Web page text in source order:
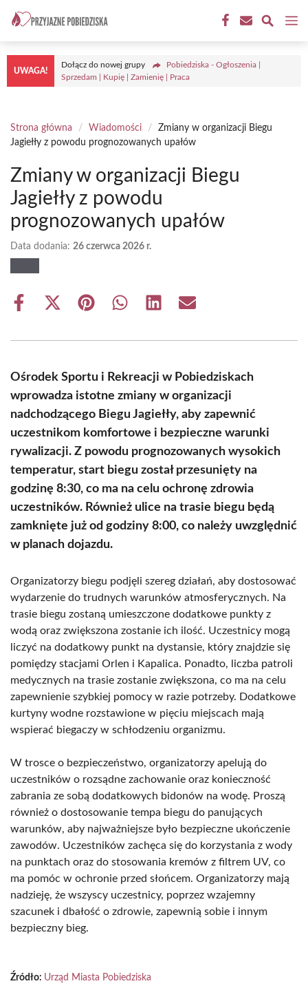
treści
UWAGA!
Dołącz do nowej grupy
Pobiedziska - Ogłoszenia |
Sprzedam | Kupię | Zamienię | Praca
Strona główna / Wiadomości /
Zmiany w organizacji Biegu
Jagiełły z powodu prognozowanych upałów
Zmiany w organizacji Biegu
Jagiełły z powodu
prognozowanych upałów
Data dodania: 26 czerwca 2026 r.
Share
Share
(Twitter)
Share Share Share Share
Ośrodek Sportu i Rekreacji w Pobiedziskach
wprowadza istotne zmiany w organizacji
nadchodzącego Biegu Jagiełły, aby zapewnić
uczestnikom komfortowe i bezpieczne warunki
rywalizacji. Z powodu prognozowanych wysokich
temperatur, start biegu został przesunięty na
godzinę 8:30, co ma na celu ochronę zdrowia
uczestników. Również ulice na trasie biegu będą
zamknięte już od godziny 8:00, co należy uwzględnić
w planach dojazdu.
Organizatorzy biegu podjęli szereg działań, aby dostosować
wydarzenie do trudnych warunków atmosferycznych. Na
trasie biegu zostaną umieszczone dodatkowe punkty z
wodą oraz zwiększona zostanie ich ilość. Uczestnicy mogą
liczyć na dodatkowy punkt na dystansie, który znajdzie się
pomiędzy stacjami Orlen i Kapalica. Ponadto, liczba patroli
medycznych na trasie zostanie zwiększona, co ma na celu
zapewnienie szybkiej pomocy w razie potrzeby. Dodatkowe
kurtyny wodne rozstawione w pięciu miejscach mają
wspierać biegaczy w schłodzeniu organizmu.
W trosce o bezpieczeństwo, organizatorzy apelują do
uczestników o rozsądne zachowanie oraz konieczność
zabrania ze sobą dodatkowych bidonów na wodę. Proszą
również o dostosowanie tempa biegu do panujących
warunków, aby najważniejsze było bezpieczne ukończenie
zawodów. Uczestników zachęca się do korzystania z wody
na punktach oraz do stosowania kremów z filtrem UV, co
ma pomóc w ochronie przed słońcem. Organizatorzy mają
nadzieję, że wszyscy uczestnicy, poprzez wzajemny
szacunek i dbałość o zdrowie, zapewnią sobie i innym
bezpieczny bieg.
Źródło: Urząd Miasta Pobiedziska